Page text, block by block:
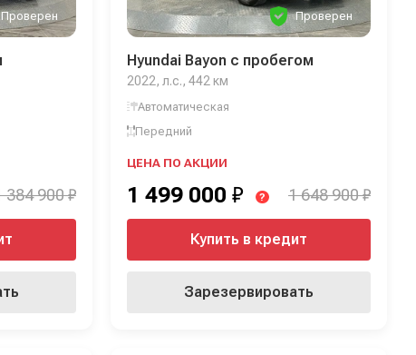
Проверен
384 900 ₽
Проверен
Hyundai Bayon с пробегом
2022, л.с., 442 км
Автоматическая
Передний
ЦЕНА ПО АКЦИИ
1 499 000 ₽ ? 1 648 900 ₽
Купить в кредит
Зарезервировать